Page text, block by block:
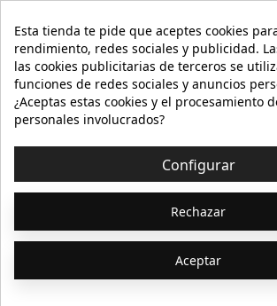
NUESTRA WEB
AYUDA
INFORMACIÓN
Esta tienda te pide que aceptes cookies
rendimiento, redes sociales y publicidad.
las cookies publicitarias de terceros se
funciones de redes sociales y anuncios
¿Aceptas estas cookies y el procesamiento
personales involucrados?
Configurar
Rechazar
Aceptar